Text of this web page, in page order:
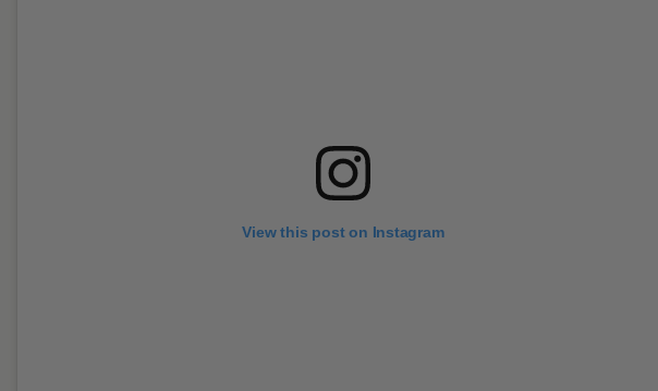
View this post on Instagram